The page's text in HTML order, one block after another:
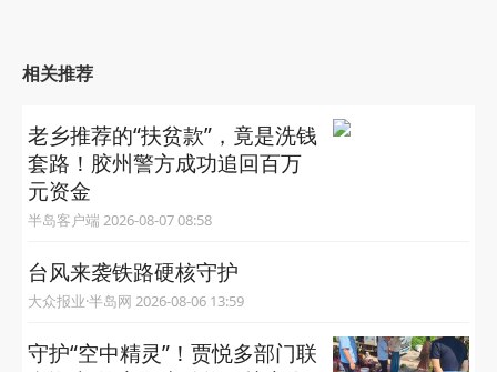
获取更多有用信息